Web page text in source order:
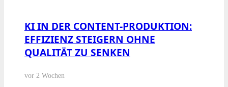
KI IN DER CONTENT-PRODUKTION:
EFFIZIENZ STEIGERN OHNE
QUALITÄT ZU SENKEN
vor 2 Wochen